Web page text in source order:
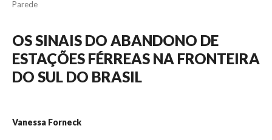
Parede
OS SINAIS DO ABANDONO DE
ESTAÇÕES FÉRREAS NA FRONTEIRA
DO SUL DO BRASIL
Vanessa Forneck